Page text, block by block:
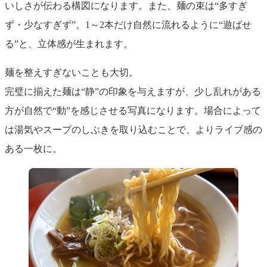
いしさが伝わる構図になります。また、麺の束は“多すぎ
ず・少なすぎず”。1～2本だけ自然に流れるように“遊ばせ
る”と、立体感が生まれます。
麺を整えすぎないことも大切。
完璧に揃えた麺は“静”の印象を与えますが、少し乱れがある
方が自然で“動”を感じさせる写真になります。場合によって
は湯気やスープのしぶきを取り込むことで、よりライブ感の
ある一枚に。